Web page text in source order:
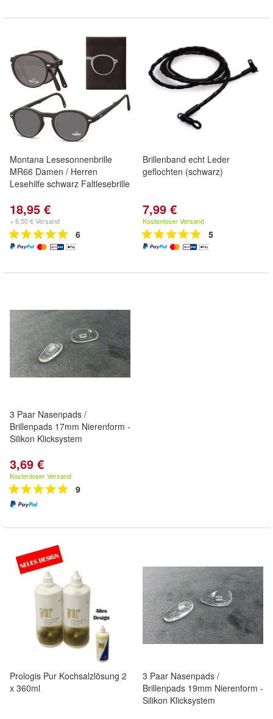
Montana Lesesonnenbrille
MR66 Damen / Herren
Lesehilfe schwarz Faltlesebrille
18,95 €
+ 6,50 € Versand
6
Brillenband echt Leder
geflochten (schwarz)
7,99 €
Kostenloser Versand
5
3 Paar Nasenpads /
Brillenpads 17mm Nierenform -
Silikon Klicksystem
3,69 €
Kostenloser Versand
9
Prologis Pur Kochsalzlösung 2
x 360ml
3 Paar Nasenpads /
Brillenpads 19mm Nierenform -
Silikon Klicksystem